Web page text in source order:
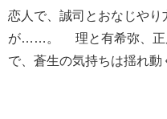
恋人で、誠司とおなじや
が……。 理と有希弥、正
で、蒼生の気持ちは揺れ動